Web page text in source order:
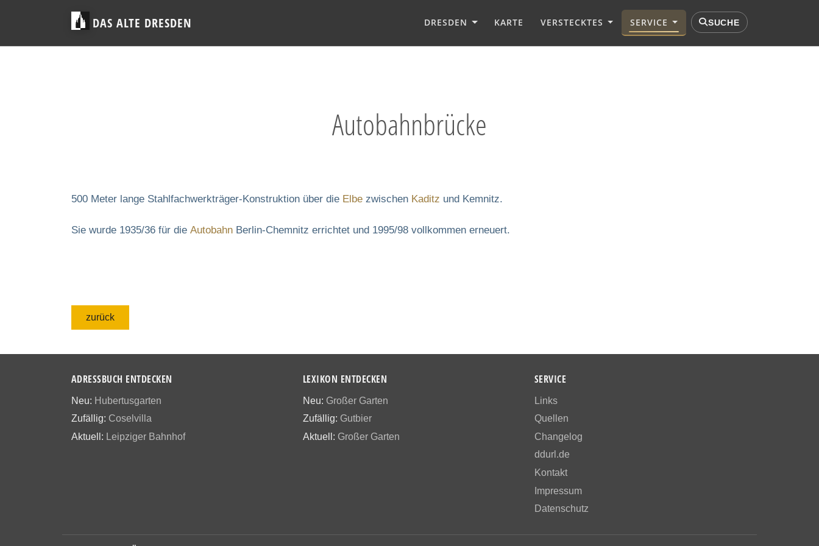
DAS ALTE DRESDEN DRESDEN KARTE VERSTECKTES SERVICE SUCHE
Autobahnbrücke
500 Meter lange Stahlfachwerkträger-Konstruktion über die Elbe zwischen Kaditz und Kemnitz.
Sie wurde 1935/36 für die Autobahn Berlin-Chemnitz errichtet und 1995/98 vollkommen erneuert.
zurück
ADRESSBUCH ENTDECKEN
Neu: Hubertusgarten
Zufällig: Coselvilla
Aktuell: Leipziger Bahnhof
LEXIKON ENTDECKEN
Neu: Großer Garten
Zufällig: Gutbier
Aktuell: Großer Garten
SERVICE
Links
Quellen
Changelog
ddurl.de
Kontakt
Impressum
Datenschutz